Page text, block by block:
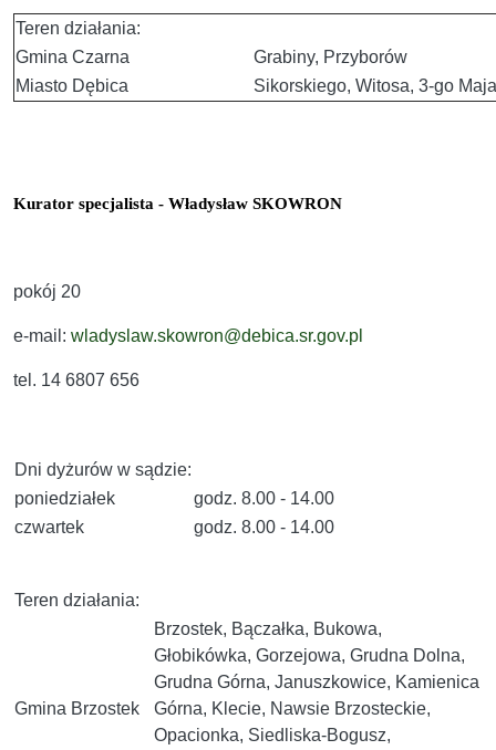
Teren działania:
Gmina Czarna
Grabiny, Przyborów
Miasto Dębica
Sikorskiego, Witosa, 3-go Maja
Kurator specjalista - Władysław SKOWRON
pokój 20
e-mail: wladyslaw.skowron@debica.sr.gov.pl
tel. 14 6807 656
Dni dyżurów w sądzie:
poniedziałek
godz. 8.00 - 14.00
czwartek
godz. 8.00 - 14.00
Teren działania:
Gmina Brzostek
Brzostek, Bączałka, Bukowa,
Głobikówka, Gorzejowa, Grudna Dolna,
Grudna Górna, Januszkowice, Kamienica
Górna, Klecie, Nawsie Brzosteckie,
Opacionka, Siedliska-Bogusz,